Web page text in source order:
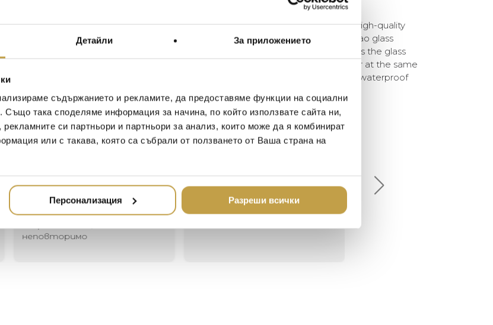
Детайли За приложението
съдържанието и рекламите, да предоставяме функции на социални
така споделяме информация за начина, по който използвате сайта ни,
си партньори и партньори за анализ, които може да я комбинират
или с такава, която са събрали от ползването от Ваша страна на
Персонализация Разреши всички
The round Tao glass coasters by GioBagnara are made of high-quality
calfskin and are supplied as a set of six per colour. The six Tao glass
coasters are stored in the elegant leather case. This enables the glass
coasters to be both safely stored and be a real eye catcher at the same
time. What is more, the Tao glass coasters are scratch and waterproof
Иван Иванов
елегантен дом. В него ще
намерите всичко, което ще
неповторимо
Ивелина Линковска
за домашен декор - уникално и
стилно
Хареса ми